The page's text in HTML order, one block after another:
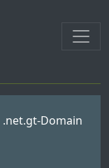
.net.gt-Domain